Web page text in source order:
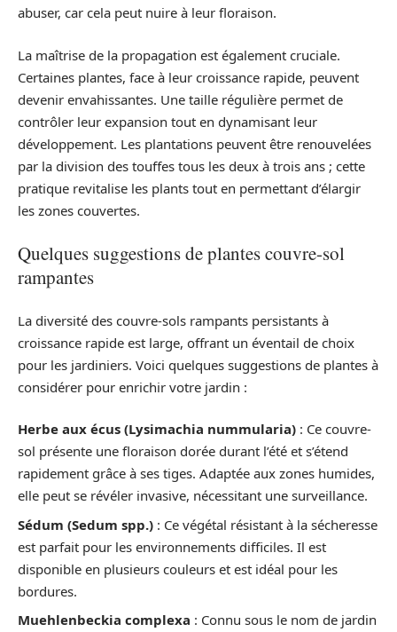
abuser, car cela peut nuire à leur floraison.
La maîtrise de la propagation est également cruciale.
Certaines plantes, face à leur croissance rapide, peuvent
devenir envahissantes. Une taille régulière permet de
contrôler leur expansion tout en dynamisant leur
développement. Les plantations peuvent être renouvelées
par la division des touffes tous les deux à trois ans ; cette
pratique revitalise les plants tout en permettant d’élargir
les zones couvertes.
Quelques suggestions de plantes couvre-sol
rampantes
La diversité des couvre-sols rampants persistants à
croissance rapide est large, offrant un éventail de choix
pour les jardiniers. Voici quelques suggestions de plantes à
considérer pour enrichir votre jardin :
Herbe aux écus (Lysimachia nummularia) : Ce couvre-
sol présente une floraison dorée durant l’été et s’étend
rapidement grâce à ses tiges. Adaptée aux zones humides,
elle peut se révéler invasive, nécessitant une surveillance.
Sédum (Sedum spp.) : Ce végétal résistant à la sécheresse
est parfait pour les environnements difficiles. Il est
disponible en plusieurs couleurs et est idéal pour les
bordures.
Muehlenbeckia complexa : Connu sous le nom de jardin